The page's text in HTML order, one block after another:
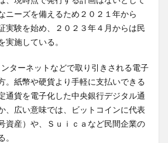
ニーズを備えるため２０２１年から
実験を始め、２０２３年４月からは民
実施している。
ターネットなどで取り引きされる電子
。紙幣や硬貨より手軽に支払いできる
通貨を電子化した中央銀行デジタル通
、広い意味では、ビットコインに代表
資産）や、Ｓｕｉｃａなど民間企業の